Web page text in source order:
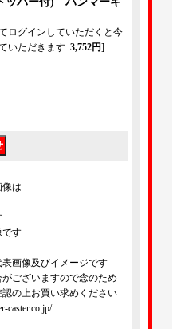
ログインしていただくと今
いただきます: 3,752円]
は
す
画像及びイメージです
ございますので念のため
の上お買い求めください